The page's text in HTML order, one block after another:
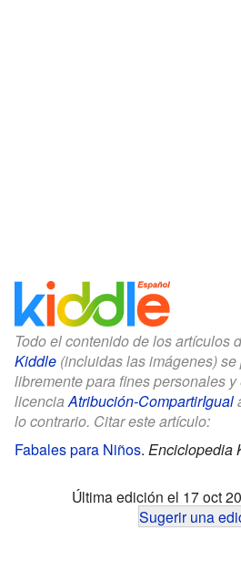
Todo el contenido de los artículos
Kiddle (incluidas las imágenes)
libremente para fines personales
licenciaAtribución-CompartirIgual
lo contrario. Citar este artículo:
Fabales para Niños. Enciclopedia
Última edición el 17 oct
Sugerir una